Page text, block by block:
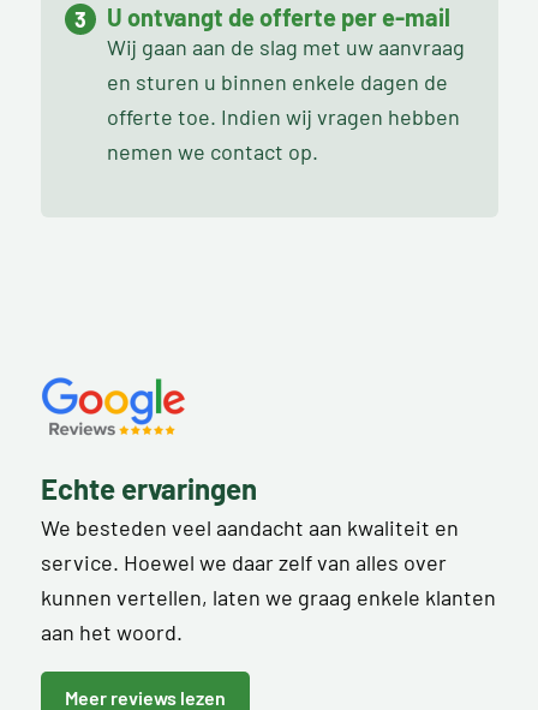
U ontvangt de offerte per e-mail
Wij gaan aan de slag met uw aanvraag
en sturen u binnen enkele dagen de
offerte toe. Indien wij vragen hebben
nemen we contact op.
Echte ervaringen
We besteden veel aandacht aan kwaliteit en
service. Hoewel we daar zelf van alles over
kunnen vertellen, laten we graag enkele klanten
aan het woord.
Meer reviews lezen